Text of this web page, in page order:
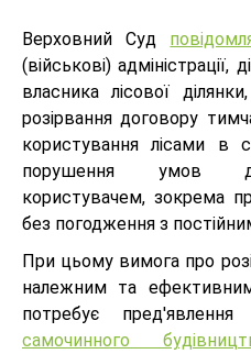
Верховний Суд
(військові)
власника лісової
розірвання договору
користування лісами в
порушення умов
користувачем, зокрема
без погодження з
При цьому вимога про
належним та
потребує
самочинного